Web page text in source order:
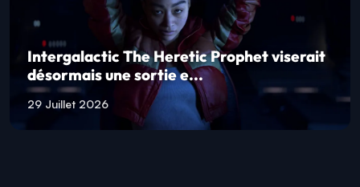
Intergalactic The Heretic Prophet viserait
désormais une sortie e...
29 Juillet 2026